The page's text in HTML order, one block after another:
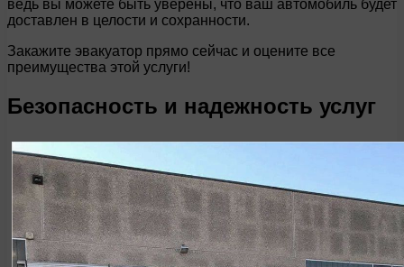
ведь вы можете быть уверены, что ваш автомобиль будет
доставлен в целости и сохранности.
Закажите эвакуатор прямо сейчас и оцените все
преимущества этой услуги!
Безопасность и надежность услуг